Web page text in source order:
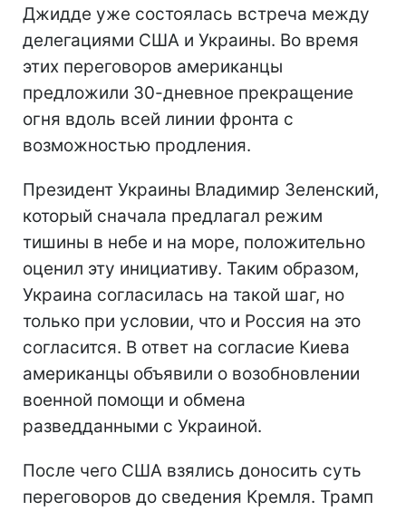
Джидде уже состоялась встреча между
делегациями США и Украины. Во время
этих переговоров американцы
предложили 30-дневное прекращение
огня вдоль всей линии фронта с
возможностью продления.
Президент Украины Владимир Зеленский,
который сначала предлагал режим
тишины в небе и на море, положительно
оценил эту инициативу. Таким образом,
Украина согласилась на такой шаг, но
только при условии, что и Россия на это
согласится. В ответ на согласие Киева
американцы объявили о возобновлении
военной помощи и обмена
разведданными с Украиной.
После чего США взялись доносить суть
переговоров до сведения Кремля. Трамп